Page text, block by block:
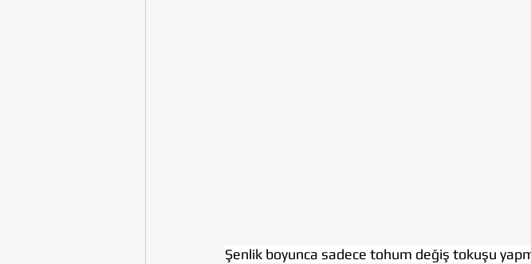
Şenlik boyunca sadece tohum değiş tokuşu